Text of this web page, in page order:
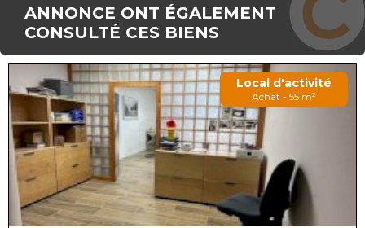
ANNONCE ONT ÉGALEMENT
CONSULTÉ CES BIENS
Local d'activité
Achat - 55 m²